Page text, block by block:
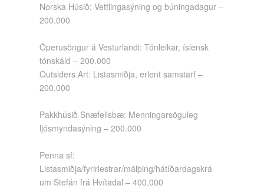
Norska Húsið: Vettlingasýning og búningadagur –
200.000
Óperusöngur á Vesturlandi: Tónleikar, íslensk
tónskáld – 200.000
Outsiders Art: Listasmiðja, erlent samstarf –
200.000
Pakkhúsið Snæfellsbæ: Menningarsöguleg
ljósmyndasýning – 200.000
Penna sf:
Listasmiðja/fyrirlestrar/málþing/hátíðardagskrá
um Stefán frá Hvítadal – 400.000